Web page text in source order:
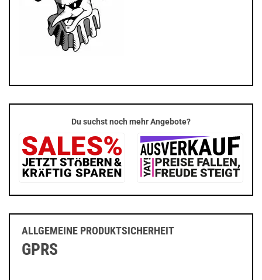
Du suchst noch mehr Angebote?
ALLGEMEINE PRODUKTSICHERHEIT
GPRS